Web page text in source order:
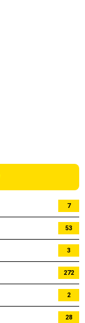
7
53
3
272
2
28